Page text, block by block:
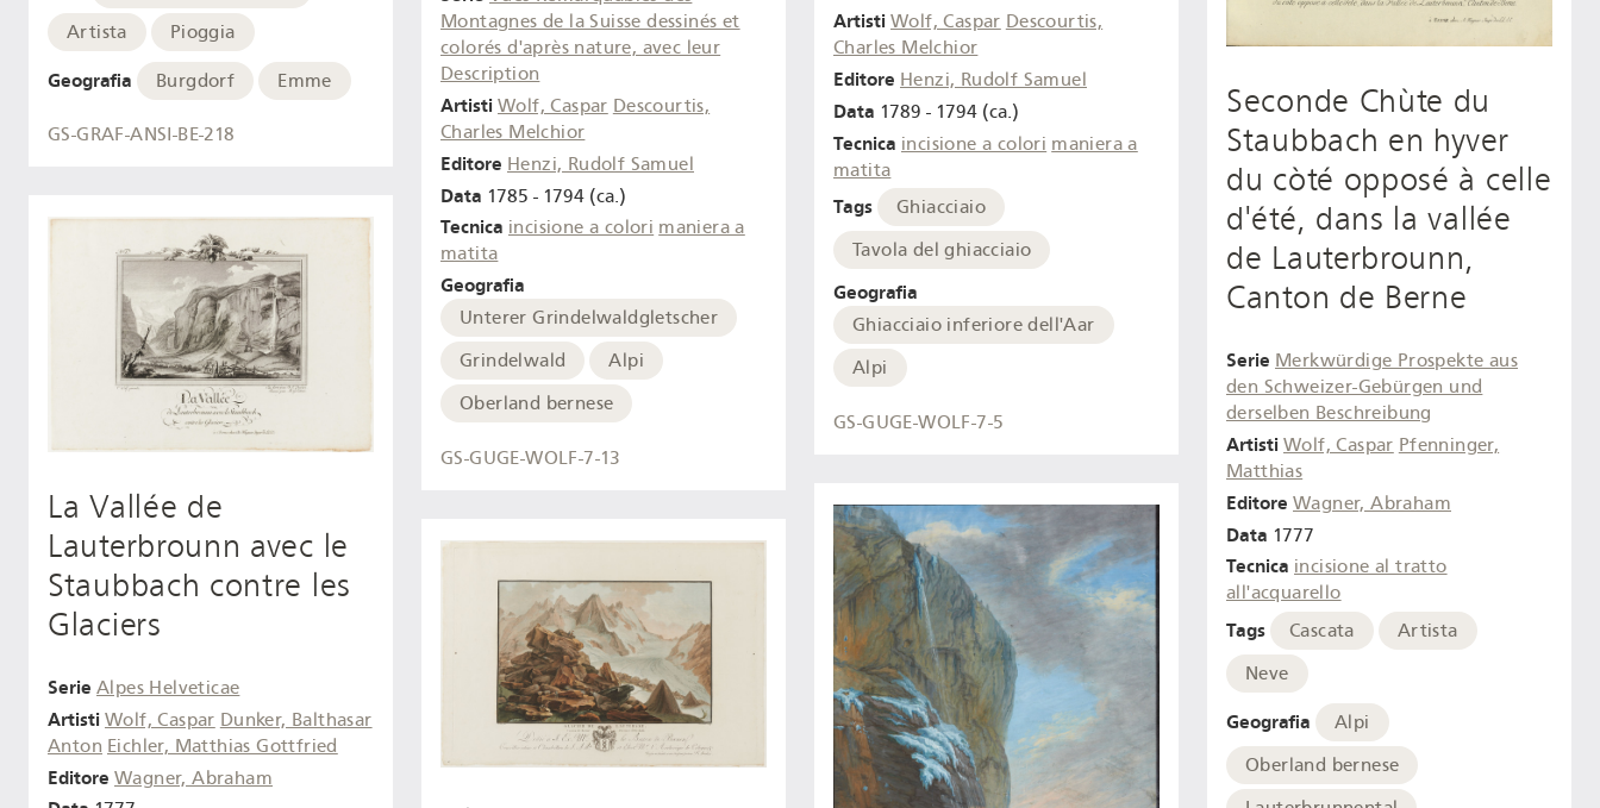
Artista
Pioggia
Geografia Burgdorf Emme
GS-GRAF-ANSI-BE-218
La Vallée de
Lauterbrounn avec le
Staubbach contre les
Glaciers
Serie Alpes Helveticae
Artisti Wolf, Caspar Dunker, Balthasar
Anton Eichler, Matthias Gottfried
Editore Wagner, Abraham
Montagnes de la Suisse dessinés et
colorés d'après nature, avec leur
Description
Artisti Wolf, Caspar Descourtis,
Charles Melchior
Editore Henzi, Rudolf Samuel
Data 1785 - 1794 (ca.)
Tecnica incisione a colori maniera a
matita
Geografia
Unterer Grindelwaldgletscher
Grindelwald
Alpi
Oberland bernese
GS-GUGE-WOLF-7-13
Artisti Wolf, Caspar Descourtis,
Charles Melchior
Editore Henzi, Rudolf Samuel
Data 1789 - 1794 (ca.)
Tecnica incisione a colori maniera a
matita
Tags
Ghiacciaio
Tavola del ghiacciaio
Geografia
Ghiacciaio inferiore dell'Aar
Alpi
GS-GUGE-WOLF-7-5
Seconde Chùte du
Staubbach en hyver
du còté opposé à celle
d'été, dans la vallée
de Lauterbrounn,
Canton de Berne
Serie Merkwürdige Prospekte aus
den Schweizer-Gebürgen und
derselben Beschreibung
Artisti Wolf, Caspar Pfenninger,
Matthias
Editore Wagner, Abraham
Data 1777
Tecnica incisione al tratto
all'acquarello
Tags Cascata
Artista
Neve
Geografia
Alpi
Oberland bernese